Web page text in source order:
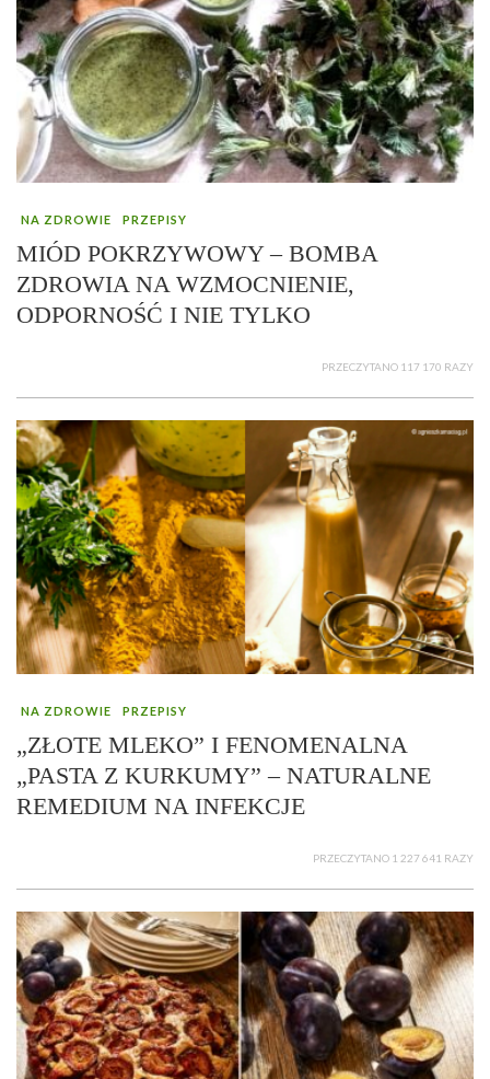
NA ZDROWIE PRZEPISY
MIÓD POKRZYWOWY – BOMBA
ZDROWIA NA WZMOCNIENIE,
ODPORNOŚĆ I NIE TYLKO
PRZECZYTANO 117 170 RAZY
NA ZDROWIE PRZEPISY
„ZŁOTE MLEKO” I FENOMENALNA
„PASTA Z KURKUMY” – NATURALNE
REMEDIUM NA INFEKCJE
PRZECZYTANO 1 227 641 RAZY